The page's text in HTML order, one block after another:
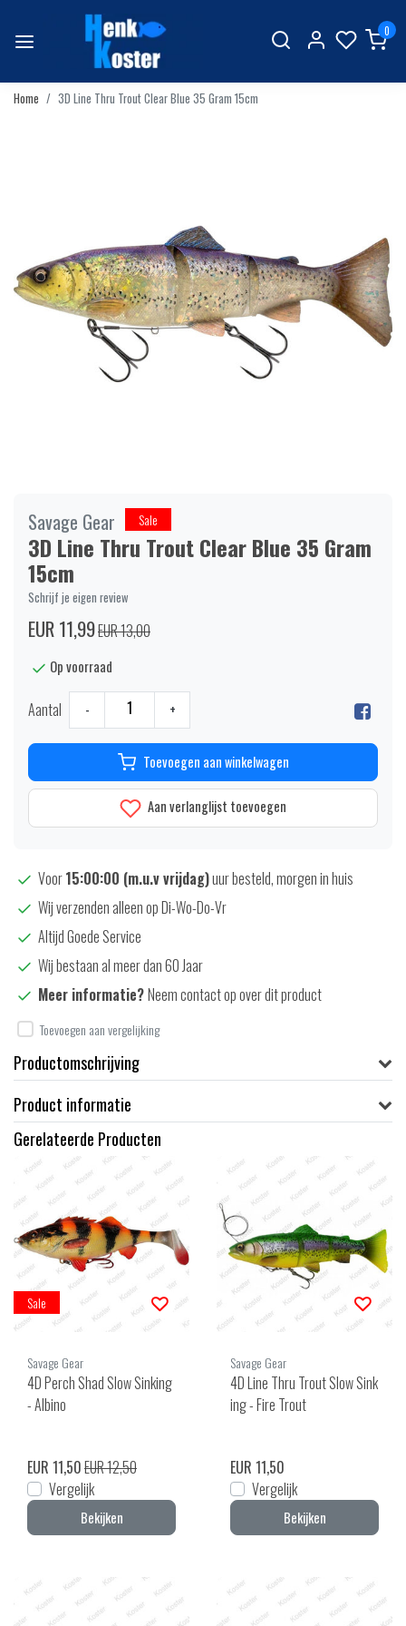
0
Home 3D Line Thru Trout Clear Blue 35 Gram 15cm
Savage Gear Sale
3D Line Thru Trout Clear Blue 35 Gram
15cm
Schrijf je eigen review
EUR 11,99EUR 13,00
Op voorraad
Aantal - +
Toevoegen aan winkelwagen
Aan verlanglijst toevoegen
Voor15:00:00 (m.u.v vrijdag)uur besteld, morgen in huis
Wij verzenden alleen op Di-Wo-Do-Vr
Altijd Goede Service
Wij bestaan al meer dan 60 Jaar
Meer informatie?Neem contact op over dit product
Toevoegen aan vergelijking
Productomschrijving
Product informatie
Gerelateerde Producten
Sale
Savage Gear
4D Perch Shad Slow Sinking
- Albino
EUR 11,50EUR 12,50
Vergelijk
Bekijken
Savage Gear
4D Line Thru Trout Slow Sink
ing - Fire Trout
EUR 11,50
Vergelijk
Bekijken